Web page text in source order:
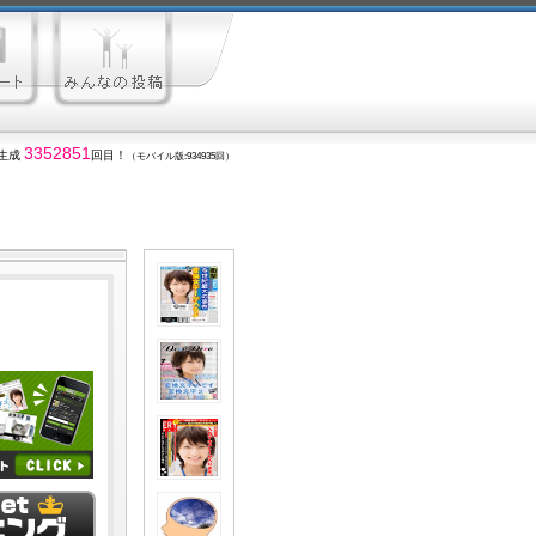
成 3352851 回目！ （モバイル版:934935回）